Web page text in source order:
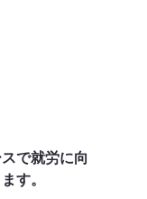
で就労に向
す。